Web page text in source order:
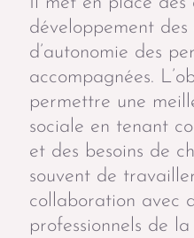
développement des
d’autonomie des
accompagnées.
permettre une
sociale en tenant
et des besoins de
souvent de
collaboration avec
professionnels de